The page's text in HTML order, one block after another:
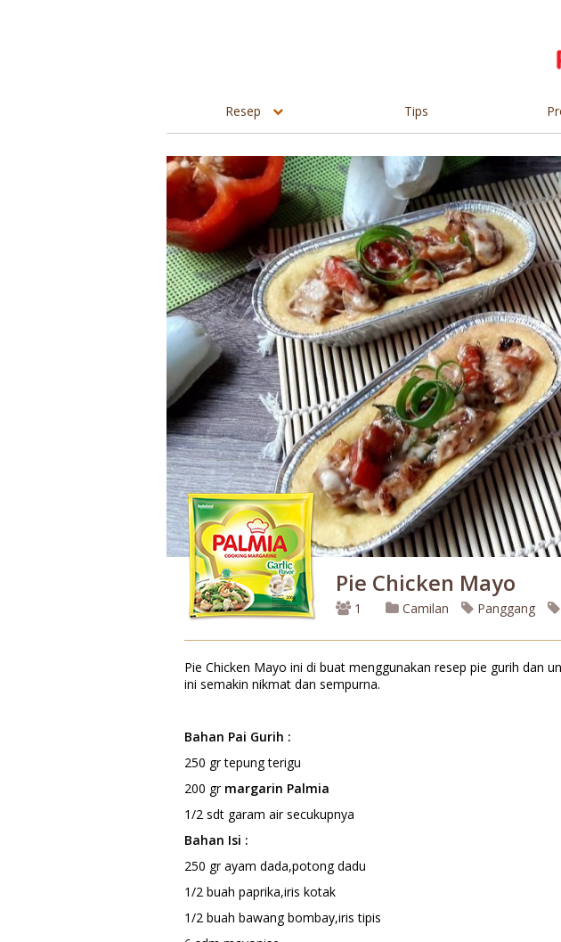
Resep Tips
Pie Chicken Mayo
1 Camilan Panggang
Pie Chicken Mayo ini di buat menggunakan resep pie gurih dan
ini semakin nikmat dan sempurna.
Bahan Pai Gurih :
250 gr tepung terigu
200 gr margarin Palmia
1/2 sdt garam air secukupnya
Bahan Isi :
250 gr ayam dada,potong dadu
1/2 buah paprika,iris kotak
1/2 buah bawang bombay,iris tipis